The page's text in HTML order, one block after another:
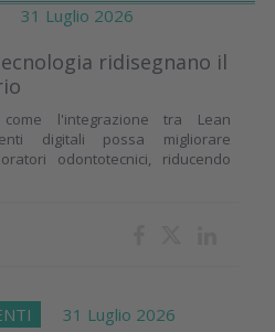
31 Luglio 2026
ridisegnano il
l'integrazione tra Lean
digitali possa migliorare
odontotecnici, riducendo
31 Luglio 2026